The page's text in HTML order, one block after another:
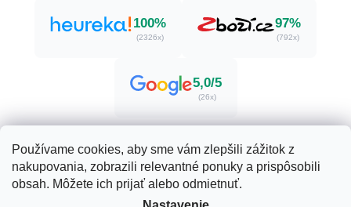
Používame cookies, aby sme vám zlepšili zážitok z
nakupovania, zobrazili relevantné ponuky a prispôsobili
obsah. Môžete ich prijať alebo odmietnuť.
100%
(2326x)
97%
(792x)
5,0/5
(26x)
Vytvoril Shoptet